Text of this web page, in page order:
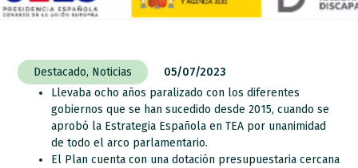
Destacado, Noticias
05/07/2023
Llevaba ocho años paralizado con los diferentes
gobiernos que se han sucedido desde 2015, cuando se
aprobó la Estrategia Española en TEA por unanimidad
de todo el arco parlamentario.
El Plan cuenta con una dotación presupuestaria cercana